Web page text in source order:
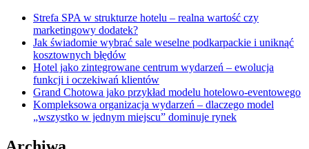
Strefa SPA w strukturze hotelu – realna wartość czy
marketingowy dodatek?
Jak świadomie wybrać sale weselne podkarpackie i uniknąć
kosztownych błędów
Hotel jako zintegrowane centrum wydarzeń – ewolucja
funkcji i oczekiwań klientów
Grand Chotowa jako przykład modelu hotelowo-eventowego
Kompleksowa organizacja wydarzeń – dlaczego model
„wszystko w jednym miejscu” dominuje rynek